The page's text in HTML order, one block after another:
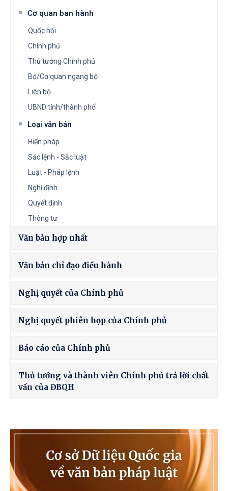
Cơ quan ban hành
Quốc hội
Chính phủ
Thủ tướng Chính phủ
Bộ/Cơ quan ngang bộ
Liên bộ
UBND tỉnh/thành phố
Loại văn bản
Hiến pháp
Sắc lệnh - Sắc luật
Luật - Pháp lệnh
Nghị định
Quyết định
Thông tư
Văn bản hợp nhất
Văn bản chỉ đạo điều hành
Nghị quyết của Chính phủ
Nghị quyết phiên họp của Chính phủ
Báo cáo của Chính phủ
Thủ tướng và thành viên Chính phủ trả lời chất
vấn của ĐBQH